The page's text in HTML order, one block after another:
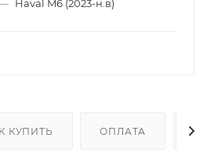
Haval M6 (2023-н.в)
КУПИТЬ ОПЛАТА